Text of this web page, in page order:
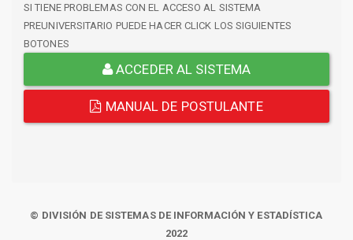
SI TIENE PROBLEMAS CON EL ACCESO AL SISTEMA
PREUNIVERSITARIO PUEDE HACER CLICK LOS SIGUIENTES
BOTONES
ACCEDER AL SISTEMA
MANUAL DE POSTULANTE
© DIVISIÓN DE SISTEMAS DE INFORMACIÓN Y ESTADÍSTICA
2022